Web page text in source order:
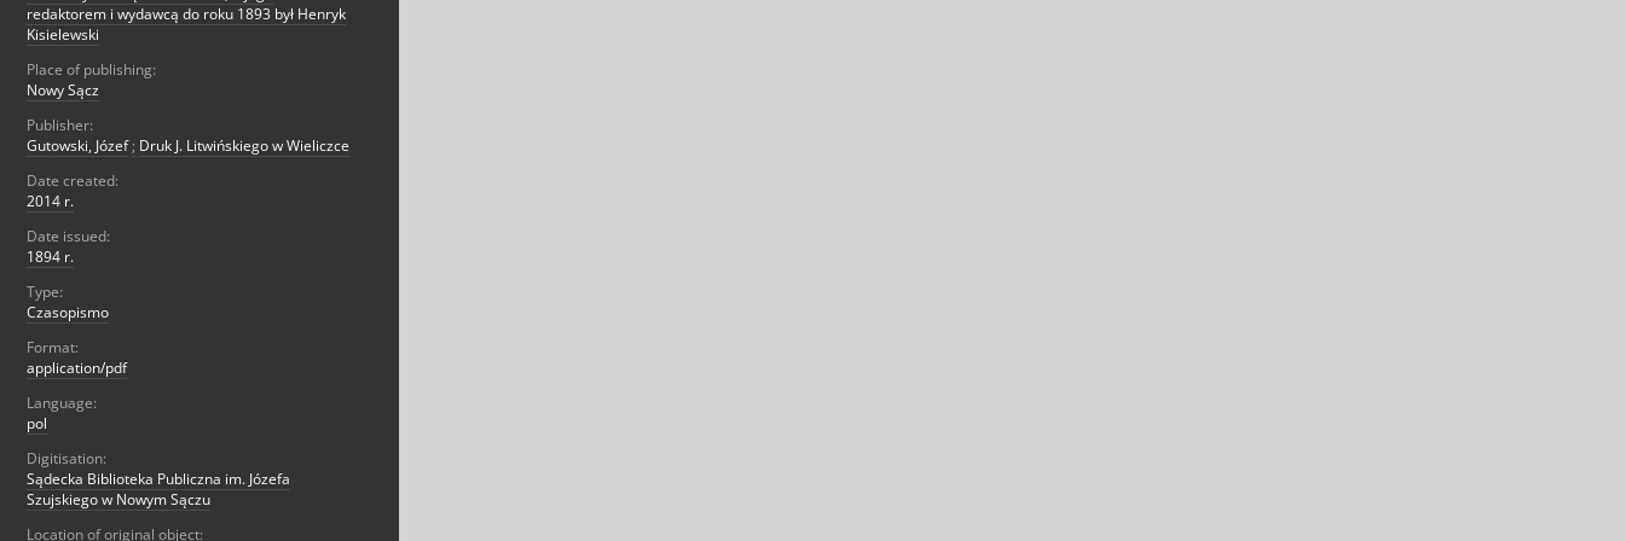
redaktorem i wydawcą do roku 1893 był Henryk
Kisielewski
Place of publishing:
Nowy Sącz
Publisher:
Gutowski, Józef ; Druk J. Litwińskiego w Wieliczce
Date created:
2014 r.
Date issued:
1894 r.
Type:
Czasopismo
Format:
application/pdf
Language:
pol
Digitisation:
Sądecka Biblioteka Publiczna im. Józefa
Szujskiego w Nowym Sączu
Location of original object: